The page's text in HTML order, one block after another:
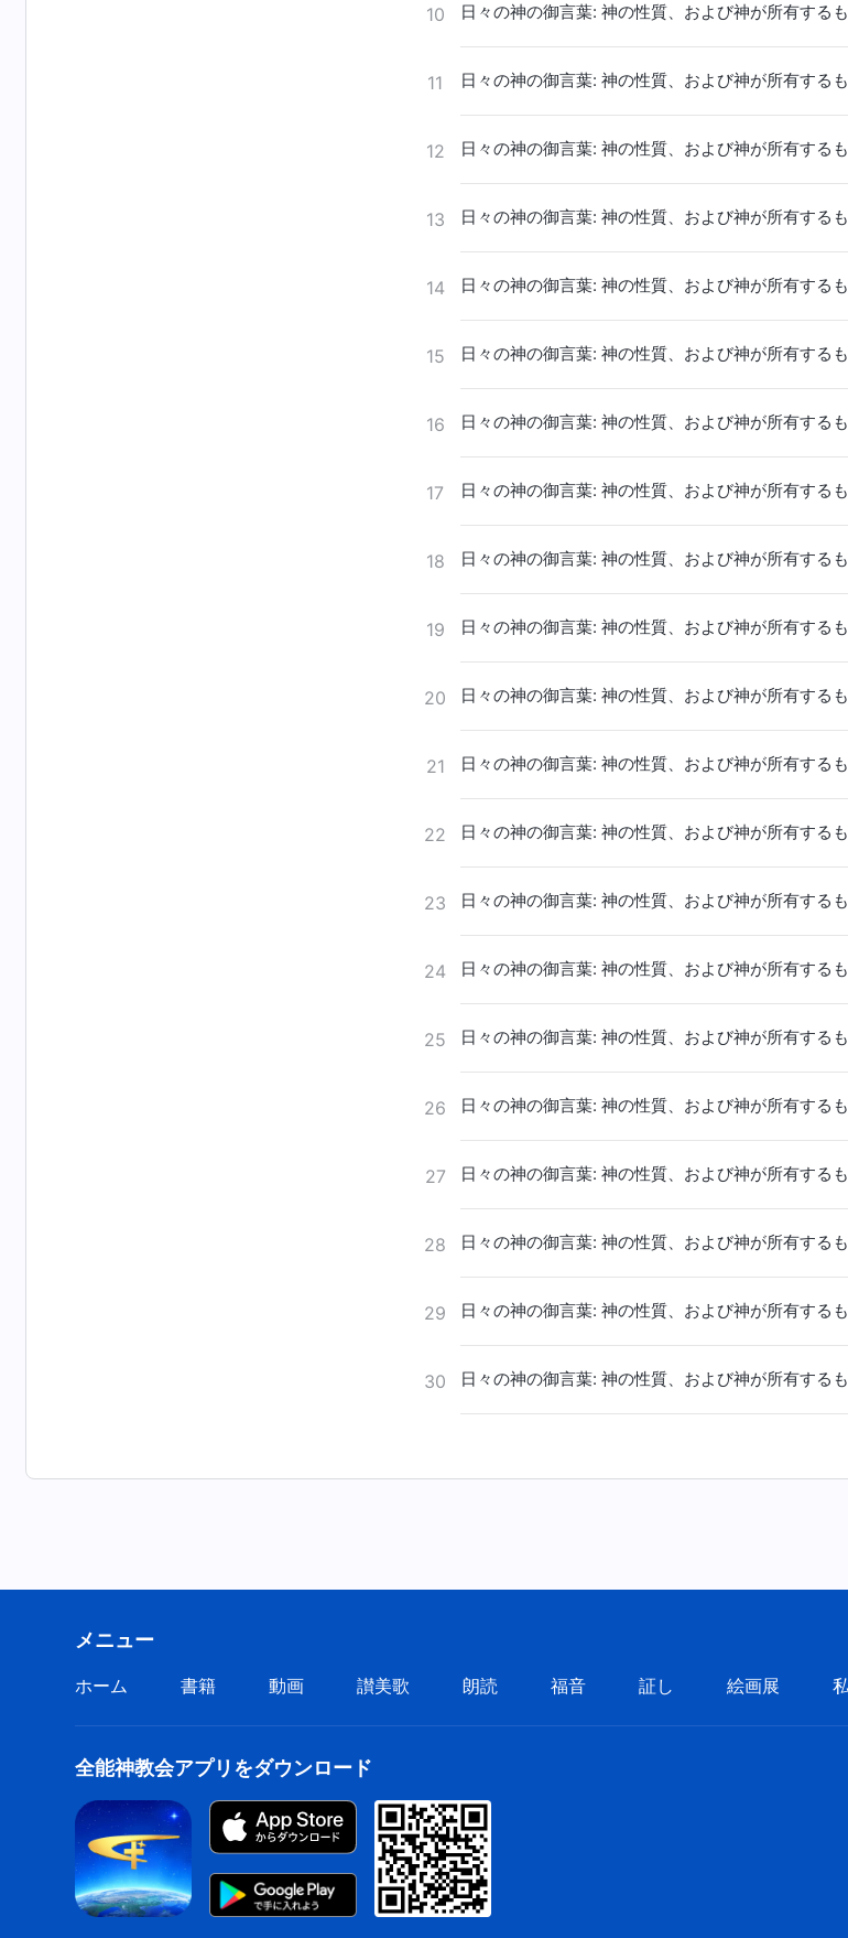
10 日々の神の御言葉: 神の性質、および神が所有する
11 日々の神の御言葉: 神の性質、および神が所有する
12 日々の神の御言葉: 神の性質、および神が所有する
13 日々の神の御言葉: 神の性質、および神が所有する
14 日々の神の御言葉: 神の性質、および神が所有する
15 日々の神の御言葉: 神の性質、および神が所有する
16 日々の神の御言葉: 神の性質、および神が所有する
17 日々の神の御言葉: 神の性質、および神が所有する
18 日々の神の御言葉: 神の性質、および神が所有する
19 日々の神の御言葉: 神の性質、および神が所有する
20 日々の神の御言葉: 神の性質、および神が所有する
21 日々の神の御言葉: 神の性質、および神が所有する
22 日々の神の御言葉: 神の性質、および神が所有する
23 日々の神の御言葉: 神の性質、および神が所有する
24 日々の神の御言葉: 神の性質、および神が所有する
25 日々の神の御言葉: 神の性質、および神が所有する
26 日々の神の御言葉: 神の性質、および神が所有する
27 日々の神の御言葉: 神の性質、および神が所有する
28 日々の神の御言葉: 神の性質、および神が所有する
29 日々の神の御言葉: 神の性質、および神が所有する
30 日々の神の御言葉: 神の性質、および神が所有する
メニュー
ホーム 書籍 動画 讃美歌 朗読 福音 証し 絵画展
全能神教会アプリをダウンロード